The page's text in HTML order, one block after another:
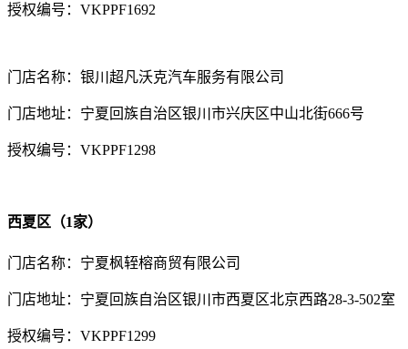
授权编号：VKPPF1692
门店名称：银川超凡沃克汽车服务有限公司
门店地址：宁夏回族自治区银川市兴庆区中山北街666号
授权编号：VKPPF1298
西夏区（1家）
门店名称：宁夏枫轾榕商贸有限公司
门店地址：宁夏回族自治区银川市西夏区北京西路28-3-502室
授权编号：VKPPF1299